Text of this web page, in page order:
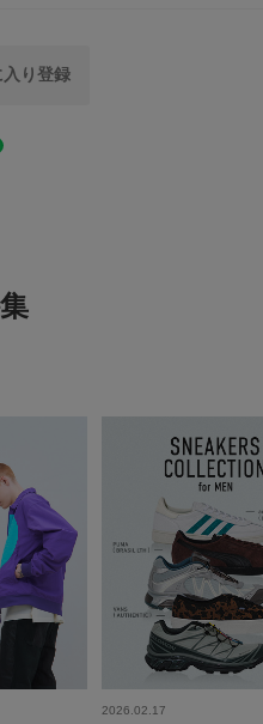
レビューはありません。
り登録
2026.02.17